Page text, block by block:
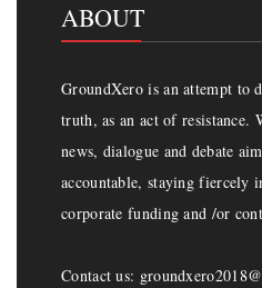
ABOUT
GroundXero is an attempt to
truth, as an act of resistance.
news, dialogue and debate
accountable, staying fiercely
corporate funding and /or
Contact us: